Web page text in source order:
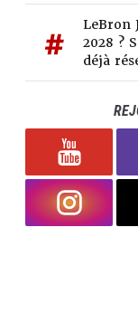
LeBron
2028 ?
déjà